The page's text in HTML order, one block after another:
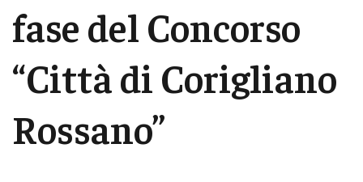
fase del Concorso
“Città di Corigliano
Rossano”